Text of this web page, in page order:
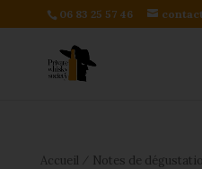
06 83 25 57 46
Accueil Notes de